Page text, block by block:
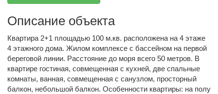
Описание объекта
Квартира 2+1 площадью 100 м.кв. расположена на 4 этаже
4 этажного дома. Жилом комплексе с бассейном на первой
береговой линии. Расстояние до моря всего 50 метров. В
квартире гостиная, совмещенная с кухней, две спальные
комнаты, ванная, совмещенная с санузлом, просторный
балкон, небольшой балкон. Особенности квартиры: на полу